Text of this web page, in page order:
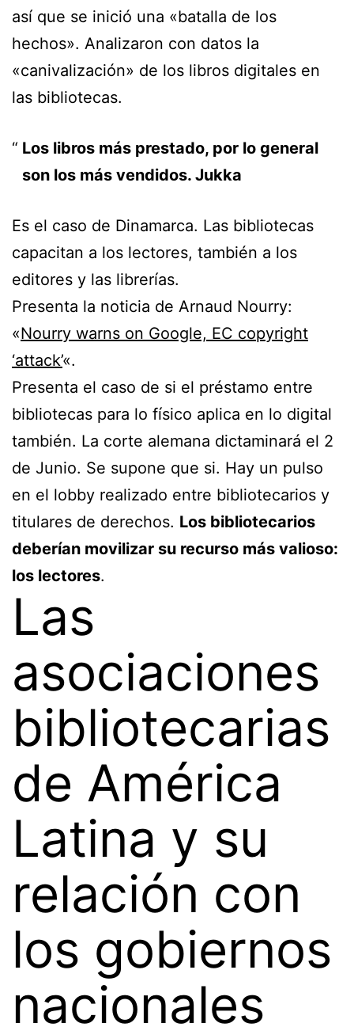
así que se inició una «batalla de los
hechos». Analizaron con datos la
«canivalización» de los libros digitales en
las bibliotecas.
Los libros más prestado, por lo general
son los más vendidos. Jukka
Es el caso de Dinamarca. Las bibliotecas
capacitan a los lectores, también a los
editores y las librerías.
Presenta la noticia de Arnaud Nourry:
«Nourry warns on Google, EC copyright
‘attack’«.
Presenta el caso de si el préstamo entre
bibliotecas para lo físico aplica en lo digital
también. La corte alemana dictaminará el 2
de Junio. Se supone que si. Hay un pulso
en el lobby realizado entre bibliotecarios y
titulares de derechos. Los bibliotecarios
deberían movilizar su recurso más valioso:
los lectores.
Las
asociaciones
bibliotecarias
de América
Latina y su
relación con
los gobiernos
nacionales